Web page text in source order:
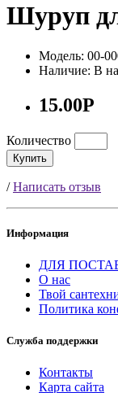
Шуруп
Модель: 00-
Наличие: В
15.00Р
Количество
Купить
/Написать отзыв
Информация
ДЛЯ
О нас
Твой
Политика
Служба поддержки
Контакты
Карта сайта